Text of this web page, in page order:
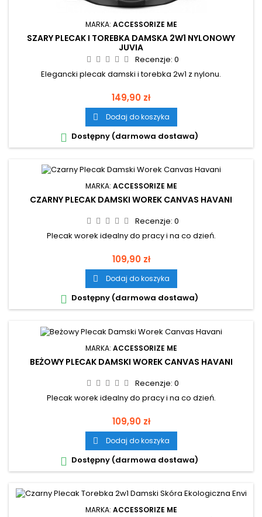
MARKA: ACCESSORIZE ME
SZARY PLECAK I TOREBKA DAMSKA 2W1 NYLONOWY
JUVIA
Recenzje: 0
Elegancki plecak damski i torebka 2w1 z nylonu.
Cena
149,90 zł
 Dodaj do koszyka
 Dostępny (darmowa dostawa)
MARKA: ACCESSORIZE ME
CZARNY PLECAK DAMSKI WOREK CANVAS HAVANI
Recenzje: 0
Plecak worek idealny do pracy i na co dzień.
Cena
109,90 zł
 Dodaj do koszyka
 Dostępny (darmowa dostawa)
MARKA: ACCESSORIZE ME
BEŻOWY PLECAK DAMSKI WOREK CANVAS HAVANI
Recenzje: 0
Plecak worek idealny do pracy i na co dzień.
Cena
109,90 zł
 Dodaj do koszyka
 Dostępny (darmowa dostawa)
MARKA: ACCESSORIZE ME